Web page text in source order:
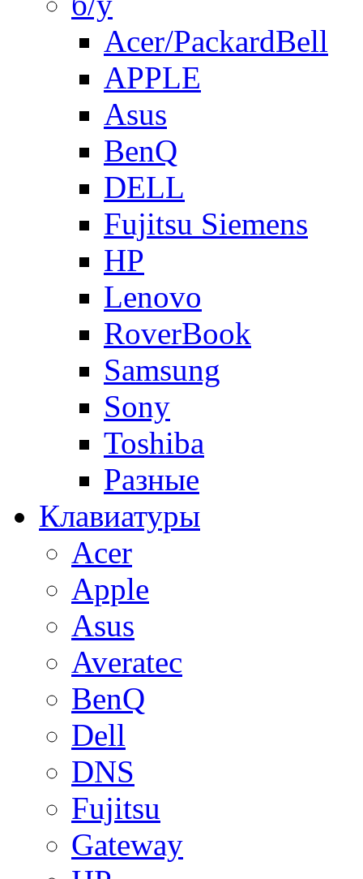
Acer/PackardBell
APPLE
Asus
BenQ
DELL
Fujitsu Siemens
HP
Lenovo
RoverBook
Samsung
Sony
Toshiba
Разные
Клавиатуры
Acer
Apple
Asus
Averatec
BenQ
Dell
DNS
Fujitsu
Gateway